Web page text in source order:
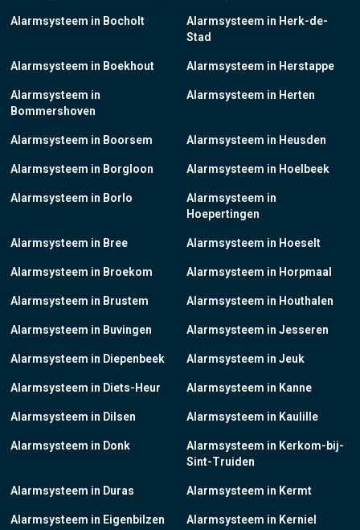
Alarmsysteem in Bocholt
Alarmsysteem in Boekhout
Alarmsysteem in
Bommershoven
Alarmsysteem in Boorsem
Alarmsysteem in Borgloon
Alarmsysteem in Borlo
Alarmsysteem in Bree
Alarmsysteem in Broekom
Alarmsysteem in Brustem
Alarmsysteem in Buvingen
Alarmsysteem in Diepenbeek
Alarmsysteem in Diets-Heur
Alarmsysteem in Dilsen
Alarmsysteem in Donk
Alarmsysteem in Duras
Alarmsysteem in Eigenbilzen
Alarmsysteem in Herk-de-
Stad
Alarmsysteem in Herstappe
Alarmsysteem in Herten
Alarmsysteem in Heusden
Alarmsysteem in Hoelbeek
Alarmsysteem in
Hoepertingen
Alarmsysteem in Hoeselt
Alarmsysteem in Horpmaal
Alarmsysteem in Houthalen
Alarmsysteem in Jesseren
Alarmsysteem in Jeuk
Alarmsysteem in Kanne
Alarmsysteem in Kaulille
Alarmsysteem in Kerkom-bij-
Sint-Truiden
Alarmsysteem in Kermt
Alarmsysteem in Kerniel